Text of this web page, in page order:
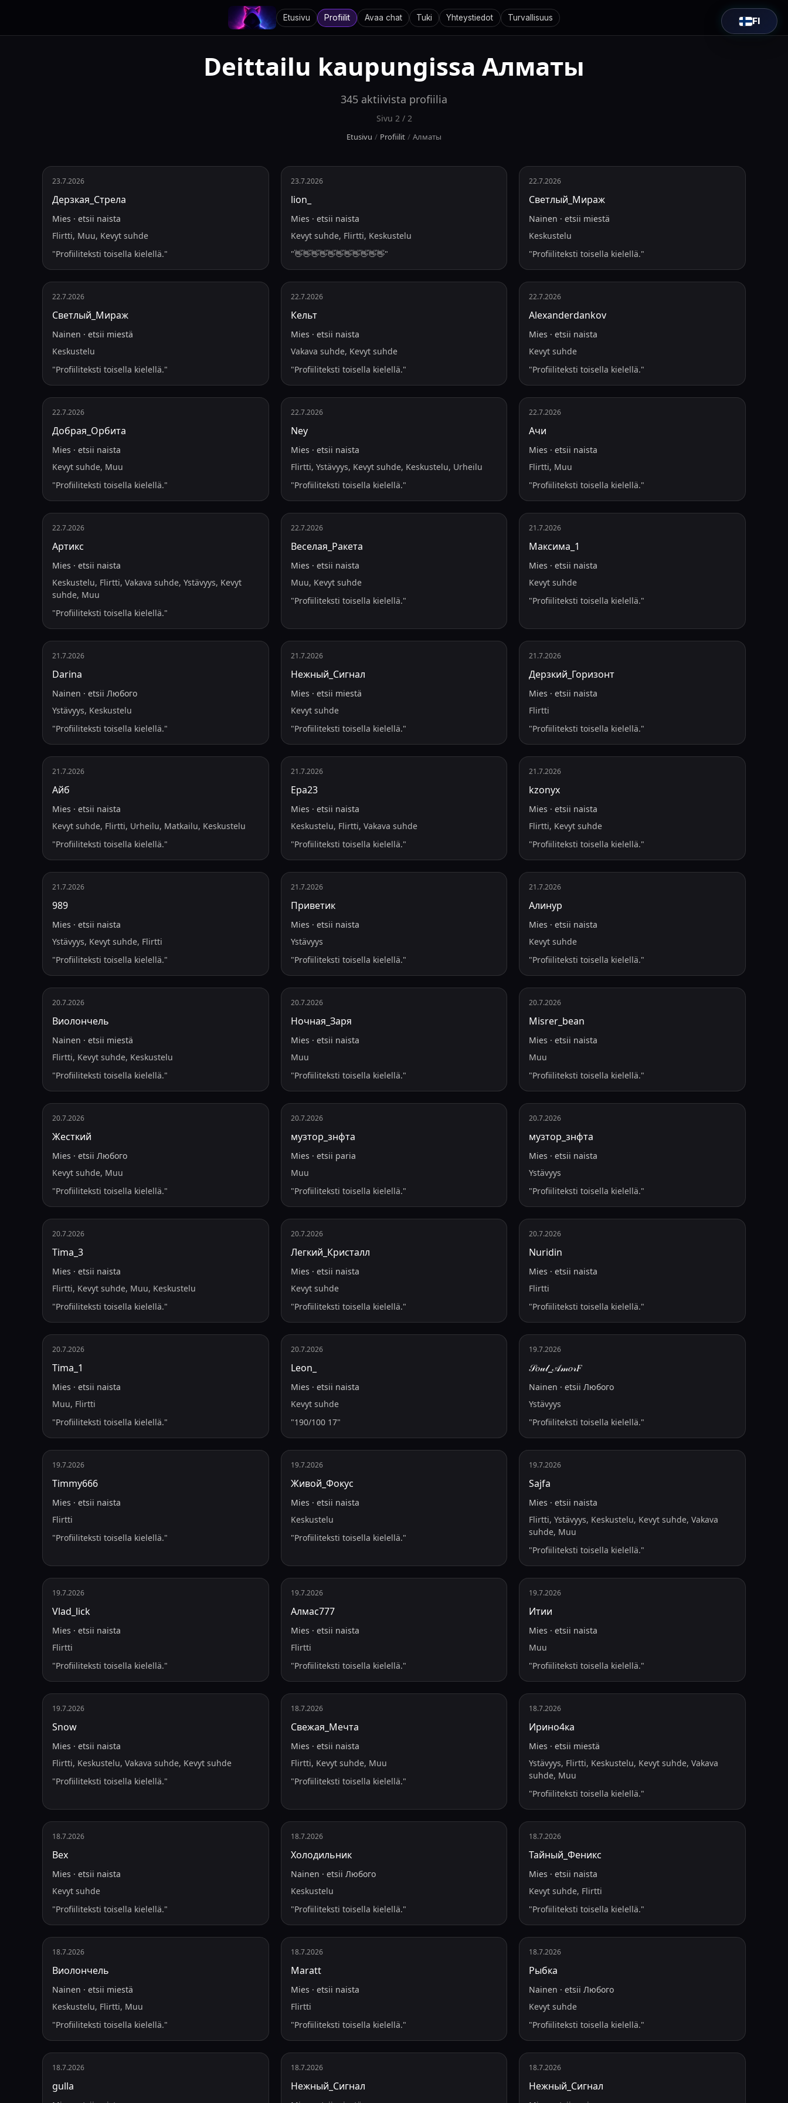
Etusivu Profiilit Avaa chat Tuki Yhteystiedot Turvallisuus FI
Deittailu kaupungissa Алматы
345 aktiivista profiilia
Sivu 2 / 2
Etusivu / Profiilit / Алматы
23.7.2026
Дерзкая_Стрела
Mies · etsii naista
Flirtti, Muu, Kevyt suhde
"Profiiliteksti toisella kielellä."
23.7.2026
lion_
Mies · etsii naista
Kevyt suhde, Flirtti, Keskustelu
"👋👋👋👋👋👋👋👋👋👋👋"
22.7.2026
Светлый_Мираж
Nainen ·etsii miestä
Keskustelu
"Profiiliteksti toisella kielellä."
22.7.2026
Светлый_Мираж
Nainen · etsii miestä
Keskustelu
"Profiiliteksti toisella kielellä."
22.7.2026
Кельт
Mies · etsii naista
Vakava suhde, Kevyt suhde
"Profiiliteksti toisella kielellä."
22.7.2026
Alexanderdankov
Mies ·etsii naista
Kevyt suhde
"Profiiliteksti toisella kielellä."
22.7.2026
Добрая_Орбита
Mies · etsii naista
Kevyt suhde, Muu
"Profiiliteksti toisella kielellä."
22.7.2026
Ney
Mies · etsii naista
Flirtti, Ystävyys, Kevyt suhde, Keskustelu, Urheilu
"Profiiliteksti toisella kielellä."
22.7.2026
Ачи
Mies ·etsii naista
Flirtti, Muu
"Profiiliteksti toisella kielellä."
22.7.2026
Артикс
Mies · etsii naista
Keskustelu, Flirtti, Vakava suhde, Ystävyys, Kevyt
suhde, Muu
"Profiiliteksti toisella kielellä."
22.7.2026
Веселая_Ракета
Mies · etsii naista
Muu, Kevyt suhde
"Profiiliteksti toisella kielellä."
21.7.2026
Максима_1
Mies ·etsii naista
Kevyt suhde
"Profiiliteksti toisella kielellä."
21.7.2026
Darina
Nainen · etsii Любого
Ystävyys, Keskustelu
"Profiiliteksti toisella kielellä."
21.7.2026
Нежный_Сигнал
Mies · etsii miestä
Kevyt suhde
"Profiiliteksti toisella kielellä."
21.7.2026
Дерзкий_Горизонт
Mies ·etsii naista
Flirtti
"Profiiliteksti toisella kielellä."
21.7.2026
Айб
Mies · etsii naista
Kevyt suhde, Flirtti, Urheilu, Matkailu, Keskustelu
"Profiiliteksti toisella kielellä."
21.7.2026
Ера23
Mies · etsii naista
Keskustelu, Flirtti, Vakava suhde
"Profiiliteksti toisella kielellä."
21.7.2026
kzonyx
Mies ·etsii naista
Flirtti, Kevyt suhde
"Profiiliteksti toisella kielellä."
21.7.2026
989
Mies · etsii naista
Ystävyys, Kevyt suhde, Flirtti
"Profiiliteksti toisella kielellä."
21.7.2026
Приветик
Mies · etsii naista
Ystävyys
"Profiiliteksti toisella kielellä."
21.7.2026
Алинур
Mies ·etsii naista
Kevyt suhde
"Profiiliteksti toisella kielellä."
20.7.2026
Виолончель
Nainen · etsii miestä
Flirtti, Kevyt suhde, Keskustelu
"Profiiliteksti toisella kielellä."
20.7.2026
Ночная_Заря
Mies · etsii naista
Muu
"Profiiliteksti toisella kielellä."
20.7.2026
Misrer_bean
Mies ·etsii naista
Muu
"Profiiliteksti toisella kielellä."
20.7.2026
Жесткий
Mies · etsii Любого
Kevyt suhde, Muu
"Profiiliteksti toisella kielellä."
20.7.2026
музтор_знфта
Mies · etsii paria
Muu
"Profiiliteksti toisella kielellä."
20.7.2026
музтор_знфта
Mies ·etsii naista
Ystävyys
"Profiiliteksti toisella kielellä."
20.7.2026
Tima_3
Mies · etsii naista
Flirtti, Kevyt suhde, Muu, Keskustelu
"Profiiliteksti toisella kielellä."
20.7.2026
Легкий_Кристалл
Mies · etsii naista
Kevyt suhde
"Profiiliteksti toisella kielellä."
20.7.2026
Nuridin
Mies ·etsii naista
Flirtti
"Profiiliteksti toisella kielellä."
20.7.2026
Tima_1
Mies · etsii naista
Muu, Flirtti
"Profiiliteksti toisella kielellä."
20.7.2026
Leon_
Mies · etsii naista
Kevyt suhde
"190/100 17"
19.7.2026
𝒮𝑜𝓊𝓁_𝒜𝓂𝑜𝓇𝐹
Nainen ·etsii Любого
Ystävyys
"Profiiliteksti toisella kielellä."
19.7.2026
Timmy666
Mies · etsii naista
Flirtti
"Profiiliteksti toisella kielellä."
19.7.2026
Живой_Фокус
Mies · etsii naista
Keskustelu
"Profiiliteksti toisella kielellä."
19.7.2026
Sajfa
Mies ·etsii naista
Flirtti, Ystävyys, Keskustelu, Kevyt suhde, Vakava
suhde, Muu
"Profiiliteksti toisella kielellä."
19.7.2026
Vlad_lick
Mies · etsii naista
Flirtti
"Profiiliteksti toisella kielellä."
19.7.2026
Алмас777
Mies · etsii naista
Flirtti
"Profiiliteksti toisella kielellä."
19.7.2026
Итии
Mies ·etsii naista
Muu
"Profiiliteksti toisella kielellä."
19.7.2026
Snow
Mies · etsii naista
Flirtti, Keskustelu, Vakava suhde, Kevyt suhde
"Profiiliteksti toisella kielellä."
18.7.2026
Свежая_Мечта
Mies · etsii naista
Flirtti, Kevyt suhde, Muu
"Profiiliteksti toisella kielellä."
18.7.2026
Ирино4ка
Mies ·etsii miestä
Ystävyys, Flirtti, Keskustelu, Kevyt suhde, Vakava
suhde, Muu
"Profiiliteksti toisella kielellä."
18.7.2026
Bex
Mies · etsii naista
Kevyt suhde
"Profiiliteksti toisella kielellä."
18.7.2026
Холодильник
Nainen · etsii Любого
Keskustelu
"Profiiliteksti toisella kielellä."
18.7.2026
Тайный_Феникс
Mies ·etsii naista
Kevyt suhde, Flirtti
"Profiiliteksti toisella kielellä."
18.7.2026
Виолончель
Nainen · etsii miestä
Keskustelu, Flirtti, Muu
"Profiiliteksti toisella kielellä."
18.7.2026
Maratt
Mies · etsii naista
Flirtti
"Profiiliteksti toisella kielellä."
18.7.2026
Рыбка
Nainen ·etsii Любого
Kevyt suhde
"Profiiliteksti toisella kielellä."
18.7.2026
gulla
18.7.2026
Нежный_Сигнал
18.7.2026
Нежный_Сигнал